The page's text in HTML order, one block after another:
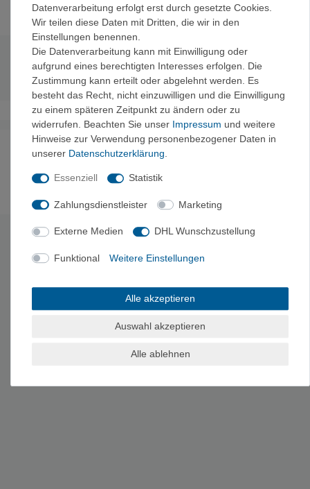
Technische Daten
Noch sind keine Bewertungen vorhanden.
Es erfolgt keine Prüfung auf Echtheit der Bewertungen.
EU-Verantwortlicher: GoPro GmbH, Baierbrunner Straße 15,
81379 München
Datenverarbeitung erfolgt erst durch gesetzte Cookies.
Wir teilen diese Daten mit Dritten, die wir in den
Einstellungen benennen.
Die Datenverarbeitung kann mit Einwilligung oder
aufgrund eines berechtigten Interesses erfolgen. Die
Zustimmung kann erteilt oder abgelehnt werden. Es
besteht das Recht, nicht einzuwilligen und die Einwilligung
zu einem späteren Zeitpunkt zu ändern oder zu
widerrufen. Beachten Sie unser Impressum und weitere
Hinweise zur Verwendung personenbezogener Daten in
unserer Daten­schutz­erklärung.
Essenziell Statistik
Zahlungsdienstleister Marketing
Externe Medien DHL Wunschzustellung
Funktional Weitere Einstellungen
Alle akzeptieren
Auswahl akzeptieren
Alle ablehnen